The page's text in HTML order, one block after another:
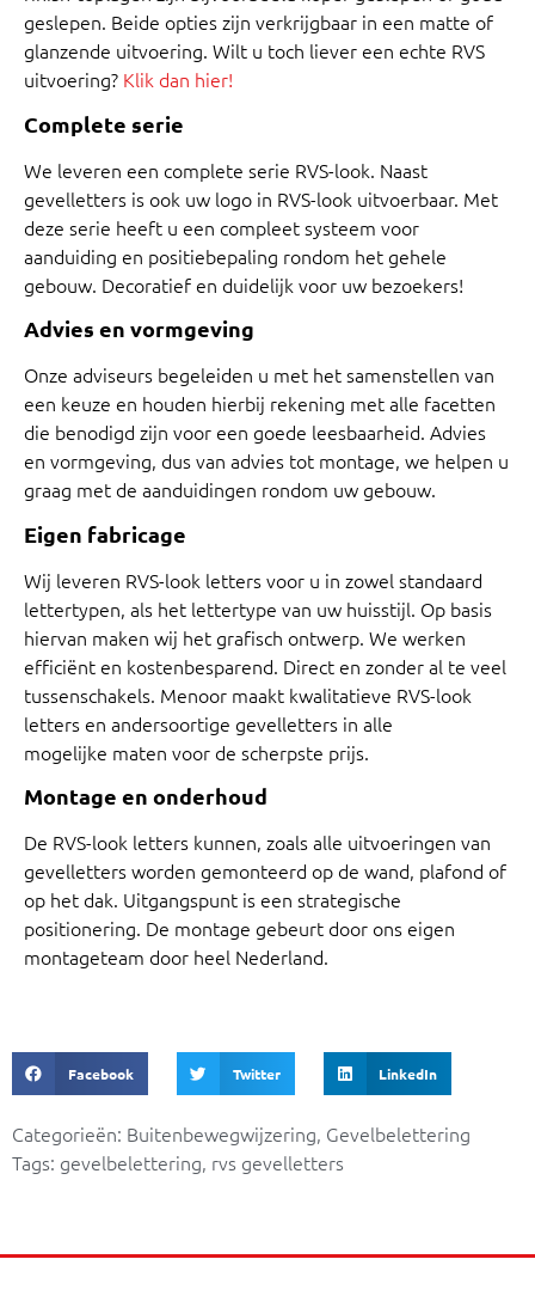
geslepen. Beide opties zijn verkrijgbaar in een matte of
glanzende uitvoering. Wilt u toch liever een echte RVS
uitvoering? Klik dan hier!
Complete serie
We leveren een complete serie RVS-look. Naast
gevelletters is ook uw logo in RVS-look uitvoerbaar. Met
deze serie heeft u een compleet systeem voor
aanduiding en positiebepaling rondom het gehele
gebouw. Decoratief en duidelijk voor uw bezoekers!
Advies en vormgeving
Onze adviseurs begeleiden u met het samenstellen van
een keuze en houden hierbij rekening met alle facetten
die benodigd zijn voor een goede leesbaarheid. Advies
en vormgeving, dus van advies tot montage, we helpen u
graag met de aanduidingen rondom uw gebouw.
Eigen fabricage
Wij leveren RVS-look letters voor u in zowel standaard
lettertypen, als het lettertype van uw huisstijl. Op basis
hiervan maken wij het grafisch ontwerp. We werken
efficiënt en kostenbesparend. Direct en zonder al te veel
tussenschakels. Menoor maakt kwalitatieve RVS-look
letters en andersoortige gevelletters in alle
mogelijke maten voor de scherpste prijs.
Montage en onderhoud
De RVS-look letters kunnen, zoals alle uitvoeringen van
gevelletters worden gemonteerd op de wand, plafond of
op het dak. Uitgangspunt is een strategische
positionering. De montage gebeurt door ons eigen
montageteam door heel Nederland.
Facebook Twitter LinkedIn
Categorieën: Buitenbewegwijzering, Gevelbelettering
Tags: gevelbelettering, rvs gevelletters